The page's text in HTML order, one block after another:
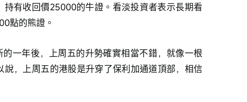
有收回價25000的牛證。看淡投資者表示長期看
點的熊證。
一年後，上周五的升勢確實相當不錯，就像一根
，上周五的港股是升穿了保利加通道頂部，相信